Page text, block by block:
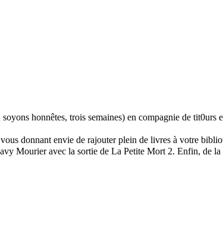
honnêtes, trois semaines) en compagnie de
donnant envie de rajouter plein de livres à votre
Mourier avec la sortie de La Petite Mort 2. Enfin, de